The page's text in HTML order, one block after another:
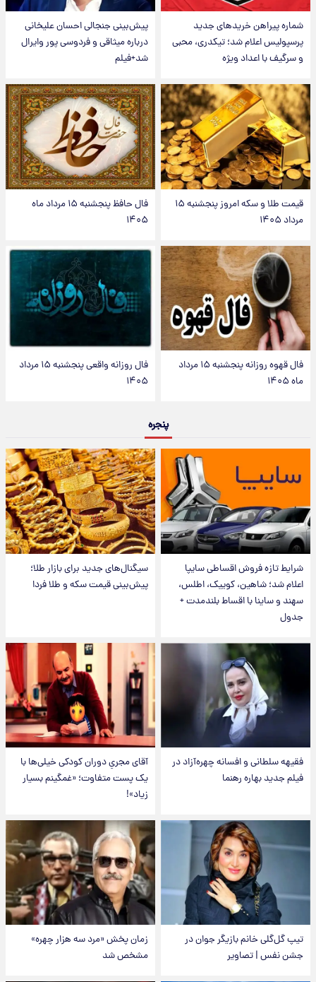
شماره پیراهن خریدهای جدید
پرسپولیس اعلام شد؛ تیکدری، محبی
و سرگیف با اعداد ویژه
پیش‌بینی جنجالی احسان علیخانی
درباره میثاقی و فردوسی پور وایرال
شد+فیلم
قیمت طلا و سکه امروز پنجشنبه ۱۵
مرداد ۱۴۰۵
فال حافظ پنجشنبه ۱۵ مرداد ماه
۱۴۰۵
فال قهوه روزانه پنجشنبه ۱۵ مرداد
ماه ۱۴۰۵
فال روزانه واقعی پنجشنبه ۱۵ مرداد
۱۴۰۵
پنجره
شرایط تازه فروش اقساطی سایپا
اعلام شد؛ شاهین، کوییک، اطلس،
سهند و ساینا با اقساط بلندمدت +
جدول
سیگنال‌های جدید برای بازار طلا؛
پیش‌بینی قیمت سکه و طلا فردا
فقیهه سلطانی و افسانه چهره‌آزاد در
فیلم جدید بهاره رهنما
آقای مجریِ دوران کودکی خیلی‌ها با
یک پست متفاوت؛ «غمگینم بسیار
زیاد»!
تیپ گل‌گلی خانم بازیگر جوان در
جشن نفس | تصاویر
زمان پخش «مرد سه هزار چهره»
مشخص شد